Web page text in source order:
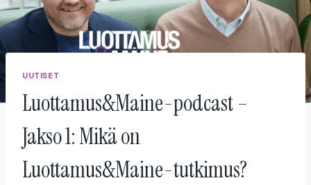
UUTISET
Luottamus&Maine-podcast –
Jakso 1: Mikä on
Luottamus&Maine-tutkimus?